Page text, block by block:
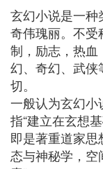
玄幻小说是一种
奇伟瑰丽。不受
制，励志，热
幻、奇幻、武
切。
一般认为玄幻
指“建立在玄想
即是著重道家
态与神秘学，